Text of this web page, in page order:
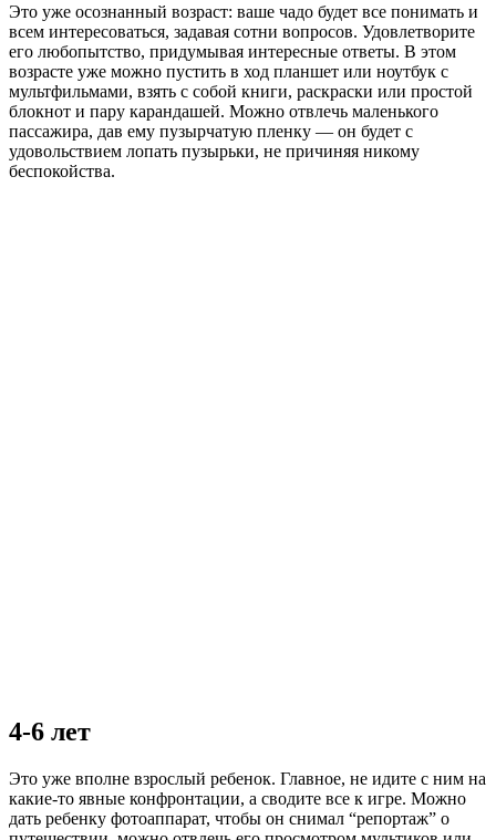
Это уже осознанный возраст: ваше чадо будет все понимать и
всем интересоваться, задавая сотни вопросов. Удовлетворите
его любопытство, придумывая интересные ответы. В этом
возрасте уже можно пустить в ход планшет или ноутбук с
мультфильмами, взять с собой книги, раскраски или простой
блокнот и пару карандашей. Можно отвлечь маленького
пассажира, дав ему пузырчатую пленку — он будет с
удовольствием лопать пузырьки, не причиняя никому
беспокойства.
4-6 лет
Это уже вполне взрослый ребенок. Главное, не идите с ним на
какие-то явные конфронтации, а сводите все к игре. Можно
дать ребенку фотоаппарат, чтобы он снимал “репортаж” о